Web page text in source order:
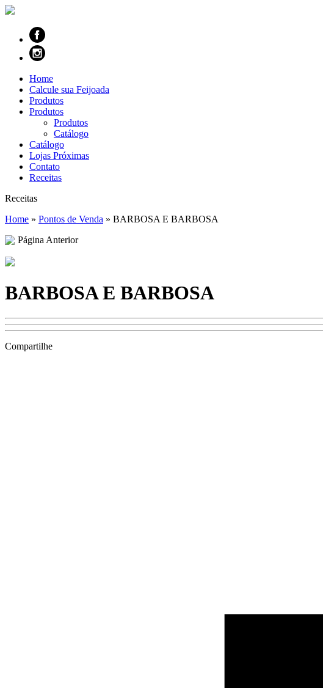
Home
Calcule sua Feijoada
Produtos
Produtos
Produtos
Catálogo
Catálogo
Lojas Próximas
Contato
Receitas
Receitas
Home » Pontos de Venda » BARBOSA E BARBOSA
Página Anterior
BARBOSA E BARBOSA
Compartilhe